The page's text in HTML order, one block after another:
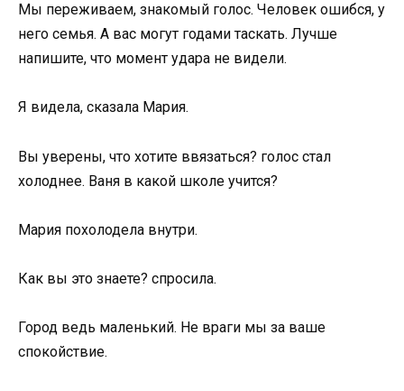
Мы переживаем, знакомый голос. Человек ошибся, у
него семья. А вас могут годами таскать. Лучше
напишите, что момент удара не видели.
Я видела, сказала Мария.
Вы уверены, что хотите ввязаться? голос стал
холоднее. Ваня в какой школе учится?
Мария похолодела внутри.
Как вы это знаете? спросила.
Город ведь маленький. Не враги мы за ваше
спокойствие.